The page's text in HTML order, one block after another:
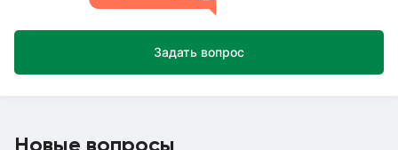
Задать вопрос
Новые вопросы